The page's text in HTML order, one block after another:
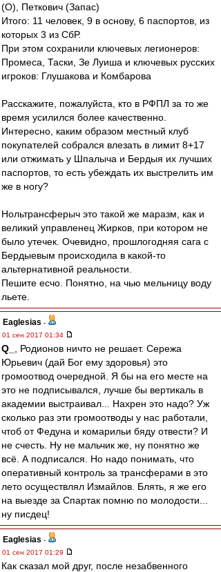
(О), Петкович (Запас)
Итого: 11 человек, 9 в основу, 6 паспортов, из
которых 3 из СбР.
При этом сохранили ключевых легионеров:
Промеса, Таски, Зе Луиша и ключевых русских
игроков: Глушакова и Комбарова
Расскажите, пожалуйста, кто в РФПЛ за то же
время усилился более качественно.
Интересно, каким образом местный клуб
покупателей собрался влезать в лимит 8+17
или отжимать у Шпалыча и Бердыя их лучших
паспортов, то есть убеждать их выстрелить им
же в ногу?
Нольтрансферыч это такой же маразм, как и
великий управленец Жирков, при котором не
было утечек. Очевидно, прошлогодняя сага с
Бердыевым происходила в какой-то
альтернативной реальности.
Пешите есчо. Понятно, на чью мельницу воду
льете.
Eaglesias -
01 сен 2017 01:34
Q_
, Родионов ничто не решает. Сережа
Юрьевич (дай Бог ему здоровья) это
громоотвод очередной. Я бы на его месте на
это не подписывался, лучше бы вертикаль в
академии выстраивал... Нахрен это надо? Уж
сколько раз эти громоотводы у нас работали,
чтоб от Федуна и комарильи бяду отвести? И
не счесть. Ну не мальчик же, ну понятно же
всё. А подписался. Но надо понимать, что
оперативный контроль за трансферами в это
лето осуществлял Измайлов. Блять, я же его
на выезде за Спартак помню по молодости...
ну писдец!
Eaglesias -
01 сен 2017 01:29
Как сказал мой друг, после незабвенного